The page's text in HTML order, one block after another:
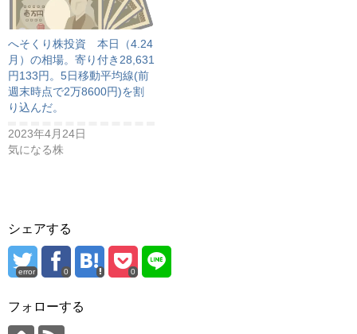
へそくり株投資 本日（4.24
月）の相場。寄り付き28,631
円133円。5日移動平均線(前
週末時点で2万8600円)を割
り込んだ。
2023年4月24日
気になる株
シェアする
error 0 0
フォローする